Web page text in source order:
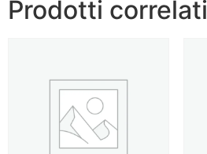
Prodotti correlati